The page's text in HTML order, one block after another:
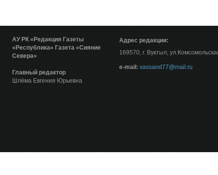
АУ РК «Редакция Газеты
«Республика» Газета «Сияние
Севера»
Главный редактор
Шлёма Евгения Юрьевна
Адрес редакции:
169570, г. Вуктыл,
е-mail: vassand77@mail.ru